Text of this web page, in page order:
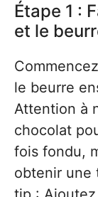
Étape 1 :
et le
le beurre
Attention à
chocolat
fois fondu,
obtenir une